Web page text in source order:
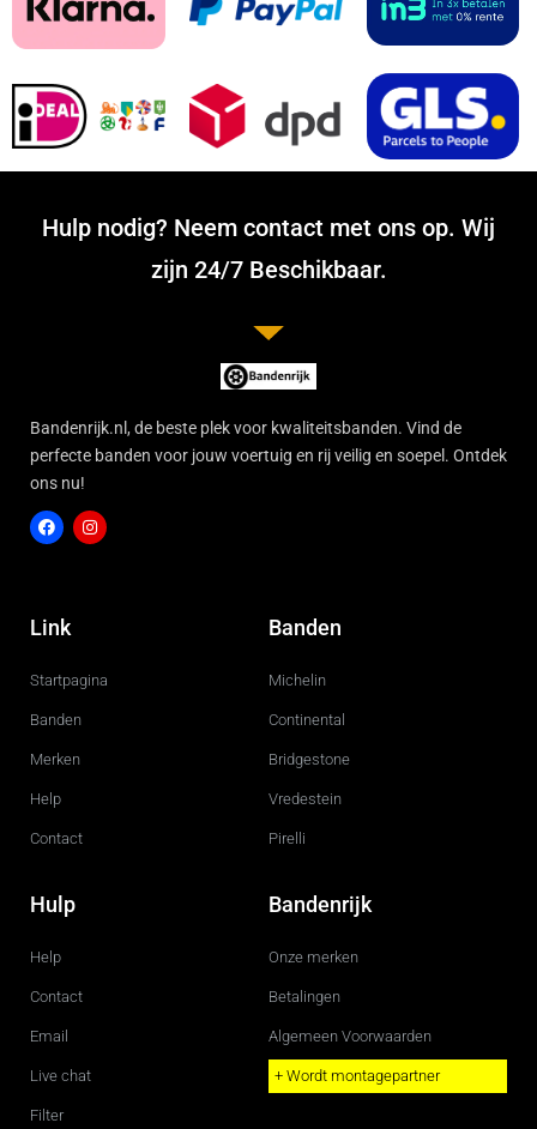
Hulp nodig? Neem contact met ons op. Wij
zijn 24/7 Beschikbaar.
Bandenrijk.nl, de beste plek voor kwaliteitsbanden. Vind de
perfecte banden voor jouw voertuig en rij veilig en soepel. Ontdek
ons nu!
c
e
o
g
r
Link
Startpagina
Banden
Merken
Help
Contact
Banden
Michelin
Continental
Bridgestone
Vredestein
Pirelli
Hulp
Help
Contact
Email
Live chat
Filter
Bandenrijk
Onze merken
Betalingen
Algemeen Voorwaarden
+ Wordt montagepartner